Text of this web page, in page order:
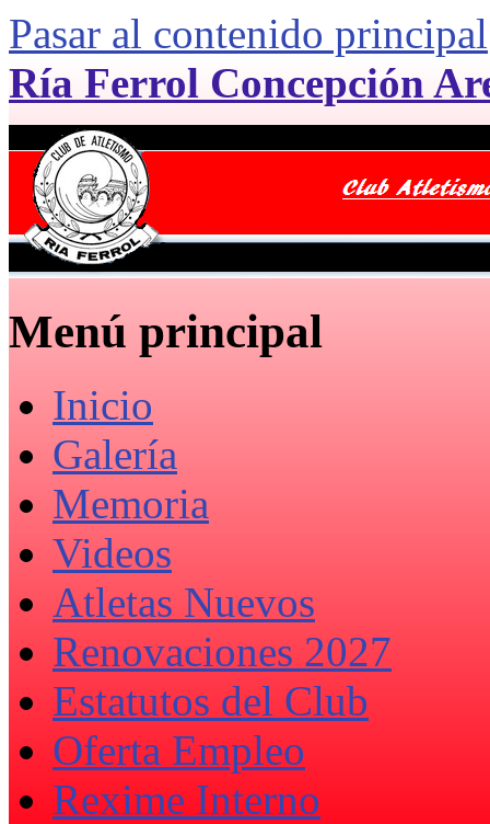
Pasar al contenido principal
Ría Ferrol Concepción
Menú principal
Inicio
Galería
Memoria
Videos
Atletas Nuevos
Renovaciones 2027
Estatutos del Club
Oferta Empleo
Rexime Interno